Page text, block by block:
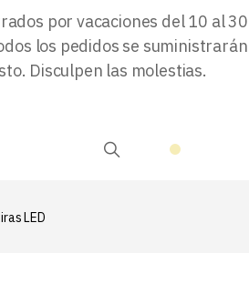
por vacaciones del 10 al 30
los pedidos se suministrarán
Disculpen las molestias.
LED